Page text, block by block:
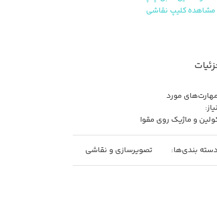
مشاهده کلیپ نقاشی
مهارت‌های مورد
نیاز:
و ماژیک روی مقوا
دسته بندی‌ها: تصویرسازی و نقاشی